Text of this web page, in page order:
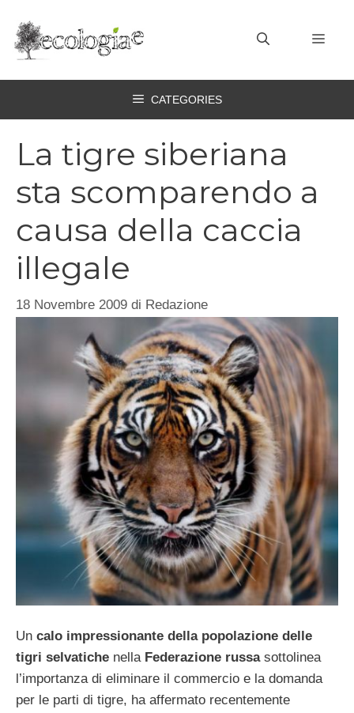
contenuto
CATEGORIES
La tigre siberiana
sta scomparendo a
causa della caccia
illegale
18 Novembre 2009 di Redazione
Un calo impressionante della popolazione delle
tigri selvatiche nella Federazione russasottolinea
l’importanza di eliminare il commercio e la domanda
per le parti di tigre, ha affermato recentemente